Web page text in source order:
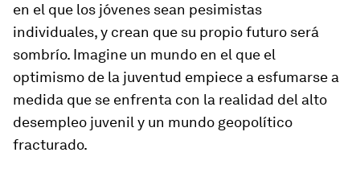
en el que los jóvenes sean pesimistas
individuales, y crean que su propio futuro será
sombrío. Imagine un mundo en el que el
optimismo de la juventud empiece a esfumarse a
medida que se enfrenta con la realidad del alto
desempleo juvenil y un mundo geopolítico
fracturado.